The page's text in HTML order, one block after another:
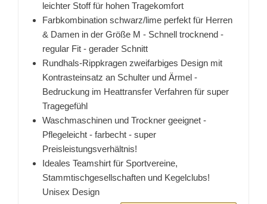
leichter Stoff für hohen Tragekomfort
Farbkombination schwarz/lime perfekt für Herren
& Damen in der Größe M - Schnell trocknend -
regular Fit - gerader Schnitt
Rundhals-Rippkragen zweifarbiges Design mit
Kontrasteinsatz an Schulter und Ärmel -
Bedruckung im Heattransfer Verfahren für super
Tragegefühl
Waschmaschinen und Trockner geeignet -
Pflegeleicht - farbecht - super
Preisleistungsverhältnis!
Ideales Teamshirt für Sportvereine,
Stammtischgesellschaften und Kegelclubs!
Unisex Design